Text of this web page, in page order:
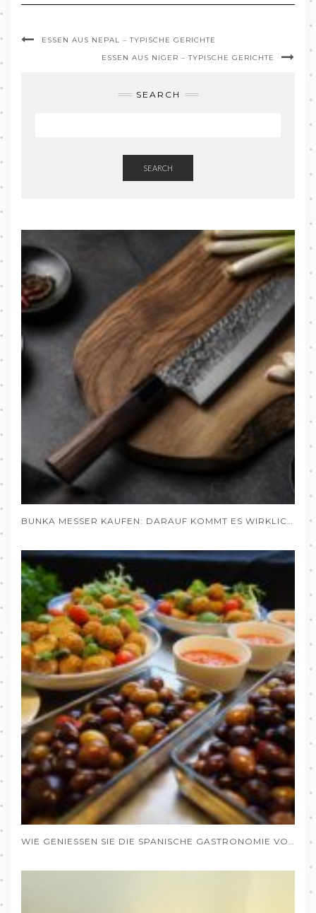
ESSEN AUS NEPAL – TYPISCHE GERICHTE
ESSEN AUS NIGER – TYPISCHE GERICHTE
SEARCH
SEARCH
WIE GENIESSEN SIE DIE SPANISCHE GASTRONOMIE VON DEUTSCHLAND AUS, OHNE DAS HAUS ZU VERLASSEN